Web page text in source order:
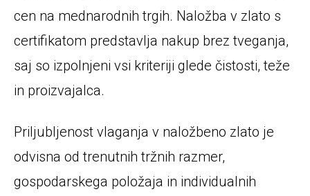
cen na mednarodnih trgih. Naložba v zlato s
certifikatom predstavlja nakup brez tveganja,
saj so izpolnjeni vsi kriteriji glede čistosti, teže
in proizvajalca.
Priljubljenost vlaganja v naložbeno zlato je
odvisna od trenutnih tržnih razmer,
gospodarskega položaja in individualnih